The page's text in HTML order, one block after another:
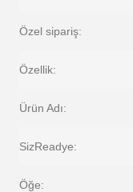
Özel sipariş:
Özellik:
Ürün Adı:
SizReadye:
Öğe: